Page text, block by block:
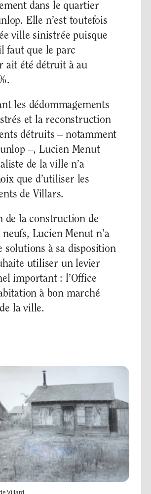
dans le quartier
Elle n’est toutefois
ville sinistrée puisque
faut que le parc
ait été détruit à au
les dédommagements
et la reconstruction
détruits – notamment
–, Lucien Menut
de la ville n’a
que d’utiliser les
de Villars.
de la construction de
Lucien Menut n’a
solutions à sa disposition
utiliser un levier
important : l’Office
à bon marché
la ville.
Villard